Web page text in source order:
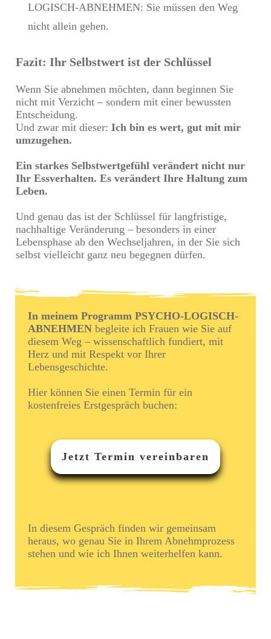
LOGISCH-ABNEHMEN: Sie müssen den Weg
nicht allein gehen.
Fazit: Ihr Selbstwert ist der Schlüssel
Wenn Sie abnehmen möchten, dann beginnen Sie
nicht mit Verzicht – sondern mit einer bewussten
Entscheidung.
Und zwar mit dieser: Ich bin es wert, gut mit mir
umzugehen.
Ein starkes Selbstwertgefühl verändert nicht nur
Ihr Essverhalten. Es verändert Ihre Haltung zum
Leben.
Und genau das ist der Schlüssel für langfristige,
nachhaltige Veränderung – besonders in einer
Lebensphase ab den Wechseljahren, in der Sie sich
selbst vielleicht ganz neu begegnen dürfen.
In meinem Programm PSYCHO-LOGISCH-
ABNEHMEN begleite ich Frauen wie Sie auf
diesem Weg – wissenschaftlich fundiert, mit
Herz und mit Respekt vor Ihrer
Lebensgeschichte.
Hier können Sie einen Termin für ein
kostenfreies Erstgespräch buchen:
Jetzt Termin vereinbaren
In diesem Gespräch finden wir gemeinsam
heraus, wo genau Sie in Ihrem Abnehmprozess
stehen und wie ich Ihnen weiterhelfen kann.